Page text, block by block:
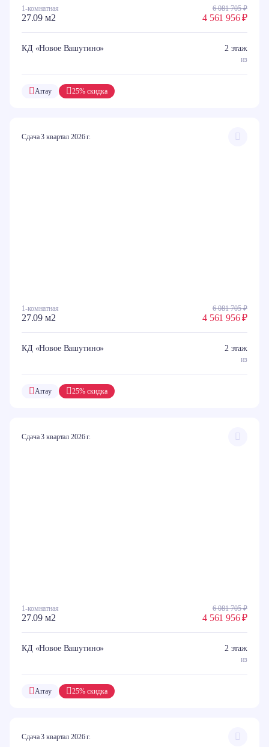
1-комнатная
27.09 м2
6 081 705 ₽
4 561 956 ₽
КД «Новое Вашутино» 2 этаж
из
25% скидка
Array
Сдача 3 квартал 2026 г.
1-комнатная
27.09 м2
6 081 705 ₽
4 561 956 ₽
КД «Новое Вашутино» 2 этаж
из
25% скидка
Array
Сдача 3 квартал 2026 г.
1-комнатная
27.09 м2
6 081 705 ₽
4 561 956 ₽
КД «Новое Вашутино» 2 этаж
из
25% скидка
Array
Сдача 3 квартал 2026 г.